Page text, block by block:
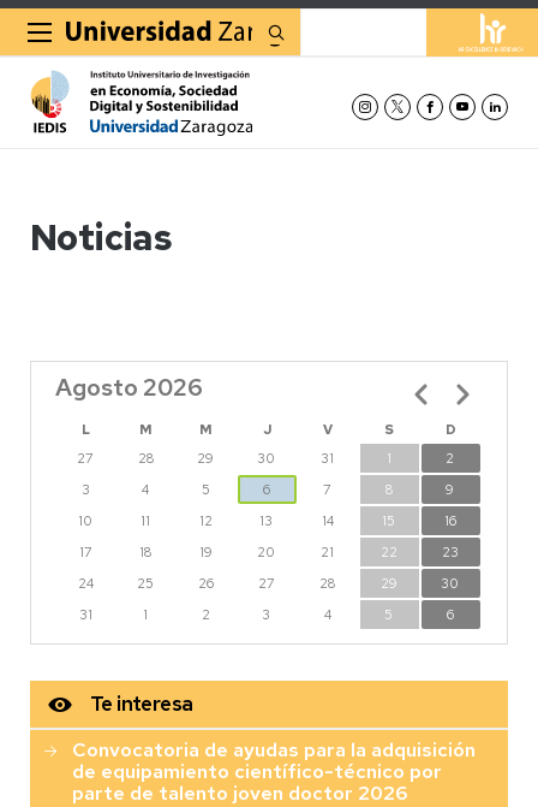
Noticias
Agosto 2026
L M M J V S
D
27
28 29 30 31 1
2
3
4 5 6 7 8
9
10
11 12 13 14 15
16
17
18 19 20 21 22
23
24
25 26 27 28 29
30
31
1 2 3 4 5 6
Paginación
Te interesa
Convocatoria de ayudas para la adquisición
de equipamiento científico-técnico por
parte de talento joven doctor 2026